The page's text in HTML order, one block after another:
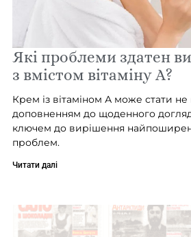
Які проблеми здатен
з вмістом вітаміну А?
Крем із вітаміном А може стати не
доповненням до щоденного
ключем до вирішення
проблем.
Читати далі